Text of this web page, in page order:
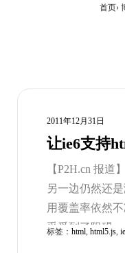
首页
2011年12月31日
让ie6支持
【P2H.cn 报道
另一边仍然还
用覆盖率依然
乎受到了阻碍
标签： html, html5.js,